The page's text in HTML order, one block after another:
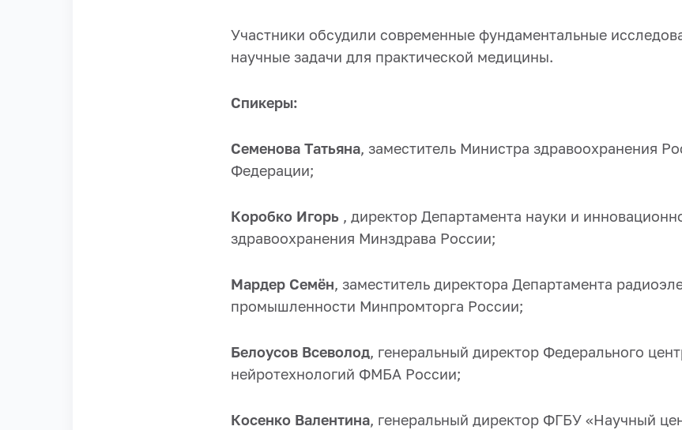
Участники обсудили современные фундаментальные
научные задачи для практической медицины.
Спикеры:
Семенова Татьяна, заместитель Министра здравоохранения
Федерации;
Коробко Игорь , директор Департамента науки и
здравоохранения Минздрава России;
Мардер Семён, заместитель директора Департамента
промышленности Минпромторга России;
Белоусов Всеволод, генеральный директор Федерального
нейротехнологий ФМБА России;
Косенко Валентина, генеральный директор ФГБУ «Научный